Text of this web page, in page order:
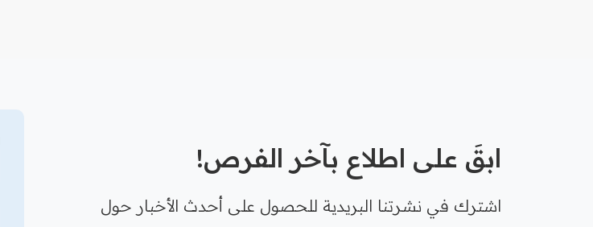
ابقَ على اطلاع بآخر الفرص!
اشترك في نشرتنا البريدية للحصول على أحدث الأخبار حول